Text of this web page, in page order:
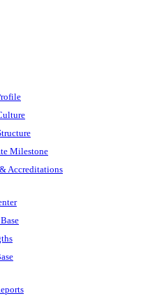
Milestone
Accreditations